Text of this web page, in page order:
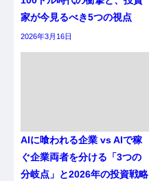
家が今見るべき5つの視点
2026年3月16日
AIに喰われる企業 vs AIで稼
ぐ企業両者を分ける「3つの
分岐点」と2026年の投資戦略